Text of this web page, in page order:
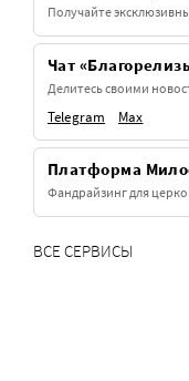
Получайте
Чат
Делитесь своими
Telegram Max
Платформа
Фандрайзинг для
ВСЕ СЕРВИСЫ